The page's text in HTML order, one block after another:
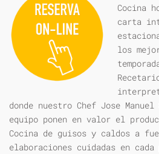
Cocina
carta
los
donde nuestro Chef Jose
equipo ponen en valor el
Cocina de guisos y caldos a
elaboraciones cuidadas en